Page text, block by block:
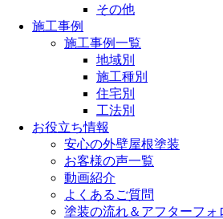
その他
施工事例
施工事例一覧
地域別
施工種別
住宅別
工法別
お役立ち情報
安心の外壁屋根塗装
お客様の声一覧
動画紹介
よくあるご質問
塗装の流れ＆アフターフォ